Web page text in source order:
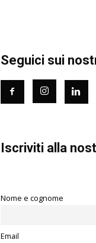
Seguici sui
Iscriviti alla
Nome e cognome
Email